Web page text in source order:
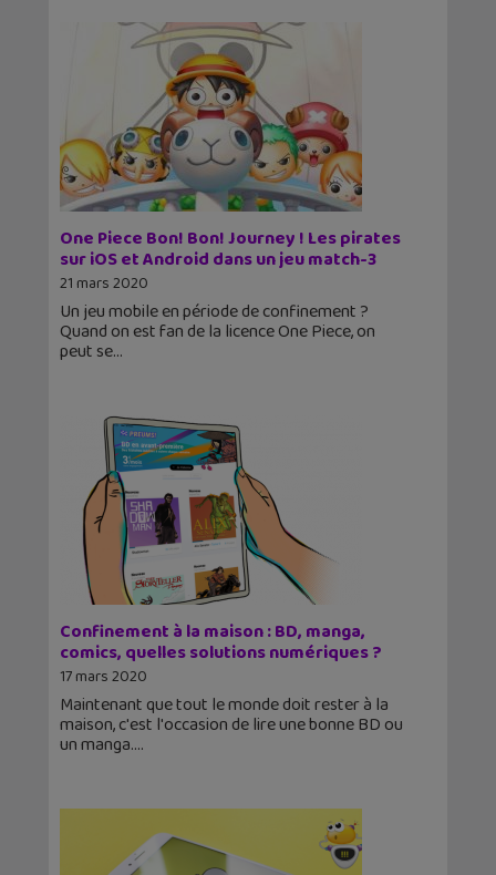
One Piece Bon! Bon! Journey ! Les pirates
sur iOS et Android dans un jeu match-3
21 mars 2020
Un jeu mobile en période de confinement ?
Quand on est fan de la licence One Piece, on
peut se
Confinement à la maison : BD, manga,
comics, quelles solutions numériques ?
17 mars 2020
Maintenant que tout le monde doit rester à la
maison, c'est l'occasion de lire une bonne BD ou
un manga.